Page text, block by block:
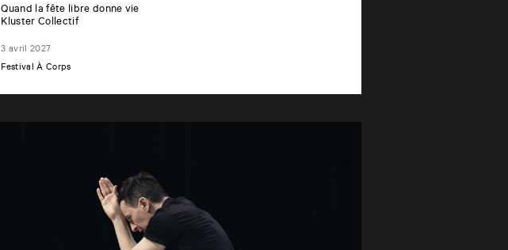
Quand la fête libre donne vie
Kluster Collectif
3 avril 2027
Festival À Corps